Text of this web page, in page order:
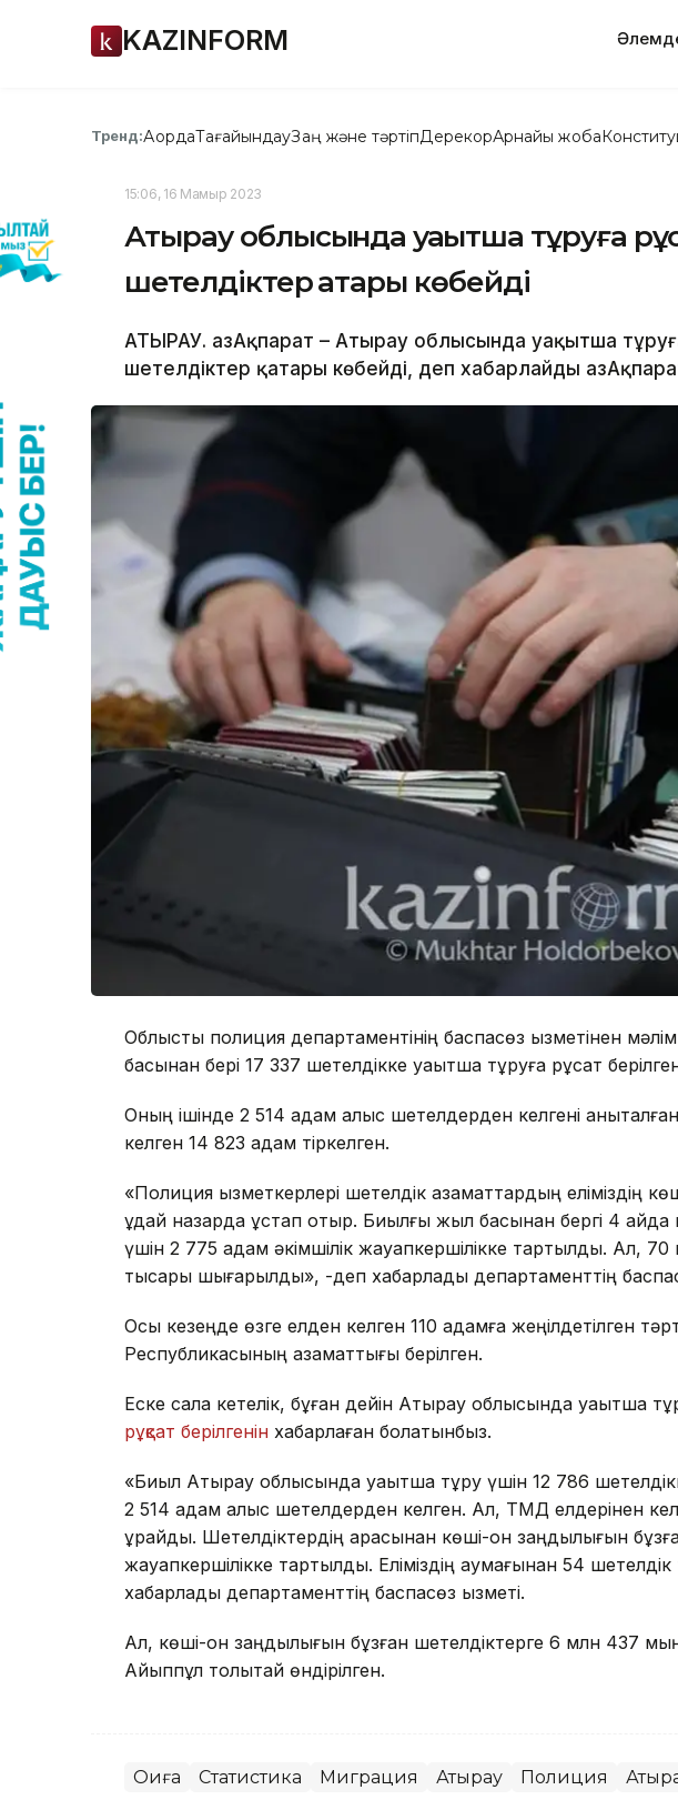
KAZINFORM
Тренд:АқордаТағайындауЗаң және тәртіпДерекқорАрнайы жоба
15:06, 16 Мамыр 2023
Атырау облысында уақытша тұруға
шетелдіктер қатары көбейді
АТЫРАУ. ҚазАқпарат – Атырау облысында уақытша
шетелдіктер қатары көбейді, деп хабарлайды
Облыстық полиция департаментінің баспасөз қызметінен
басынан бері 17 337 шетелдікке уақытша тұруға рұқсат
Оның ішінде 2 514 адам алыс шетелдерден келгені
келген 14 823 адам тіркелген.
«Полиция қызметкерлері шетелдік азаматтардың еліміздің
ұдай назарда ұстап отыр. Биылғы жыл басынан бергі 4 айда
үшін 2 775 адам әкімшілік жауапкершілікке тартылды. Ал, 70
тысқары шығарылды», -деп хабарлады департаменттің
Осы кезеңде өзге елден келген 110 адамға жеңілдетілген
Республикасының азаматтығы берілген.
Еске сала кетелік, бұған дейін Атырау облысында уақытша
рұқсат берілгенін хабарлаған болатынбыз.
«Биыл Атырау облысында уақытша тұру үшін 12 786
2 514 адам алыс шетелдерден келген. Ал, ТМД елдерінен
құрайды. Шетелдіктердің арасынан көші-қон заңдылығын
жауапкершілікке тартылды. Еліміздің аумағынан 54
хабарлады департаменттің баспасөз қызметі.
Ал, көші-қон заңдылығын бұзған шетелдіктерге 6 млн 437
Айыппұл толықтай өндірілген.
Оқиға Статистика Миграция Атырау Полиция